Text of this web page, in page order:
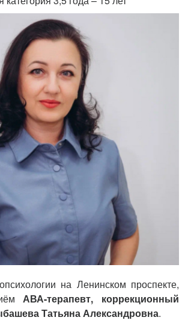
на Ленинском проспекте,
АВА-терапевт, коррекционный
Татьяна Александровна.